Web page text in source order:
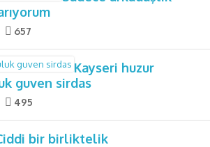
657
Kayseri huzur
guven sirdas
495
bir birliktelik